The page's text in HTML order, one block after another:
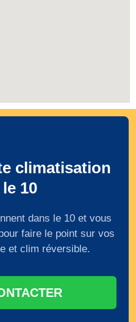
climatisation
10
dans le 10 et vous
faire le point sur vos
et clim réversible.